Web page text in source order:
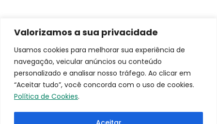
Valorizamos a sua privacidade
Usamos cookies para melhorar sua experiência de
navegação, veicular anúncios ou conteúdo
personalizado e analisar nosso tráfego. Ao clicar em
“Aceitar tudo”, você concorda com o uso de cookies.
Política de Cookies.
Contato
(16)
3953-
9100
santacasa@iscmpontal.com.br
Endereço
Rua:
Ananias da
Costa
Centro
LGPD